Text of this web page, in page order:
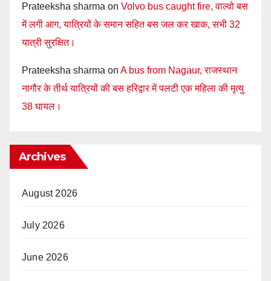
Prateeksha sharma on Volvo bus caught fire, वाल्वो बस
में लगी आग, यात्रियों के समान सहित बस जल कर खाक, सभी 32
यात्री सुरक्षित।
Prateeksha sharma on A bus from Nagaur, राजस्थान
नागौर के तीर्थ यात्रियों की बस हरिद्वार में पलटी एक महिला की मृत्यु
38 घायल।
Archives
August 2026
July 2026
June 2026